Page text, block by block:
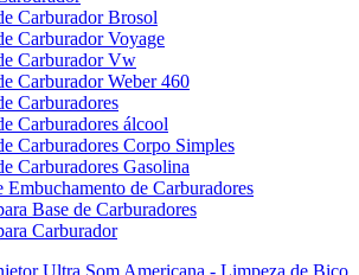
Carburador Brosol
Carburador Voyage
Carburador Vw
Carburador Weber 460
Carburadores
Carburadores álcool
Carburadores Corpo Simples
Carburadores Gasolina
Embuchamento de Carburadores
Base de Carburadores
Carburador